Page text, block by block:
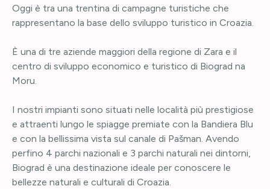
Oggi è tra una trentina di campagne turistiche che
rappresentano la base dello sviluppo turistico in Croazia.
È una di tre aziende maggiori della regione di Zara e il
centro di sviluppo economico e turistico di Biograd na
Moru.
I nostri impianti sono situati nelle località più prestigiose
e attraenti lungo le spiagge premiate con la Bandiera Blu
e con la bellissima vista sul canale di Pašman. Avendo
perfino 4 parchi nazionali e 3 parchi naturali nei dintorni,
Biograd è una destinazione ideale per conoscere le
bellezze naturali e culturali di Croazia.